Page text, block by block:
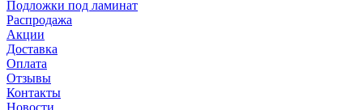
Подложки под ламинат
Распродажа
Акции
Доставка
Оплата
Отзывы
Контакты
Новости